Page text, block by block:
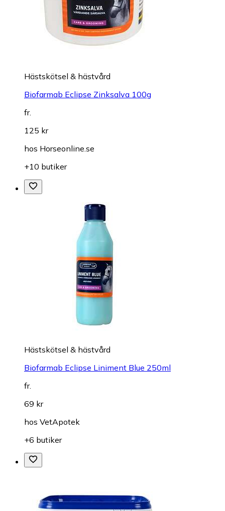
Hästskötsel & hästvård
Biofarmab Eclipse Zinksalva 100g
fr.
125 kr
hos Horseonline.se
+10 butiker
Hästskötsel & hästvård
Biofarmab Eclipse Liniment Blue 250ml
fr.
69 kr
hos VetApotek
+6 butiker